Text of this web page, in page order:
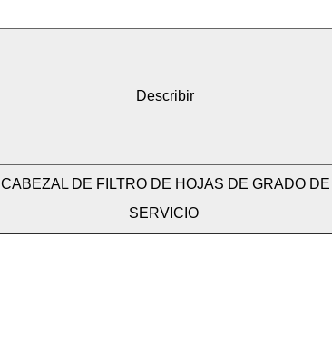
Describir
CABEZAL DE FILTRO DE HOJAS DE GRADO DE
SERVICIO